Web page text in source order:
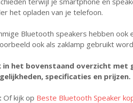
het opladen van je telefoon.
Bluetooth speakers hebben ook
ook als zaklamp gebruikt
in het bovenstaand overzicht met
specificaties en prijzen.
Of kijk op Beste Bluetooth Speaker